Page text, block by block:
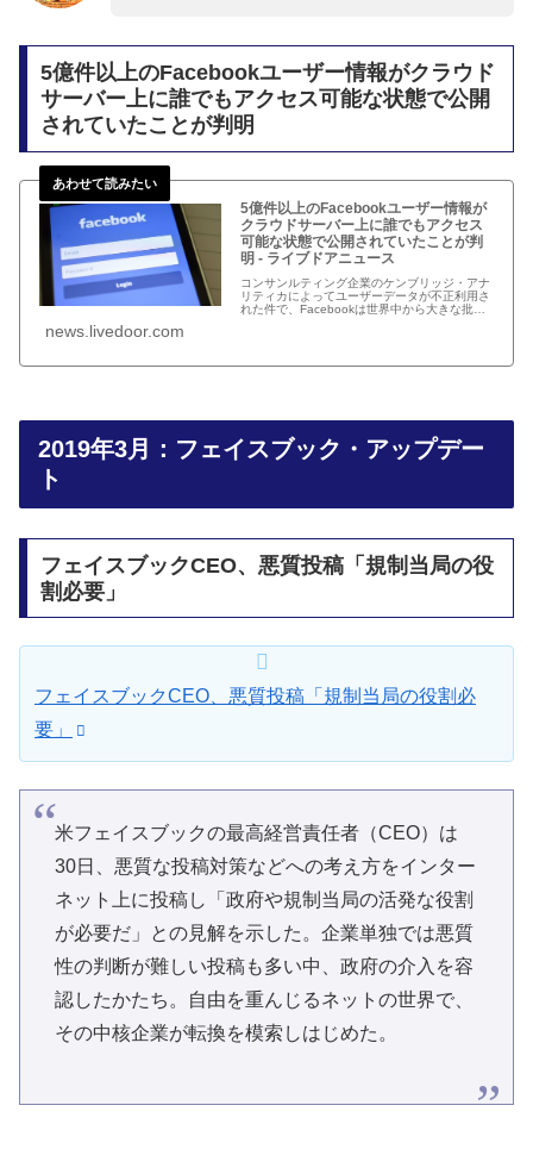
5億件以上のFacebookユーザー情報がクラウド
サーバー上に誰でもアクセス可能な状態で公開
されていたことが判明
5億件以上のFacebookユーザー情報が
クラウドサーバー上に誰でもアクセス
可能な状態で公開されていたことが判
明 - ライブドアニュース
コンサンルティング企業のケンブリッジ・アナ
リティカによってユーザーデータが不正利用さ
れた件で、Facebookは世界中から大きな批判
news.livedoor.com
2019年3月：フェイスブック・アップデー
ト
フェイスブックCEO、悪質投稿「規制当局の役
割必要」
フェイスブックCEO、悪質投稿「規制当局の役割必
要」
米フェイスブックの最高経営責任者（CEO）は
30日、悪質な投稿対策などへの考え方をインター
ネット上に投稿し「政府や規制当局の活発な役割
が必要だ」との見解を示した。企業単独では悪質
性の判断が難しい投稿も多い中、政府の介入を容
認したかたち。自由を重んじるネットの世界で、
その中核企業が転換を模索しはじめた。